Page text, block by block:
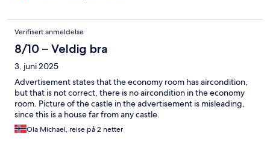
Verifisert anmeldelse
8/10 – Veldig bra
3. juni 2025
Advertisement states that the economy room has aircondition,
but that is not correct, there is no aircondition in the economy
room. Picture of the castle in the advertisement is misleading,
since this is a house far from any castle.
Ola Michael, reise på 2 netter